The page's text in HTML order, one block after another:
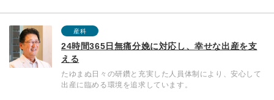
産科
24時間365⽇無痛分娩に対応し、幸せな出産を支
える
たゆまぬ日々の研鑽と充実した人員体制により、安心して
出産に臨める環境を追求しています。